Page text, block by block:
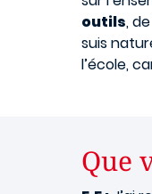
outils, de
suis
l’école,
Que